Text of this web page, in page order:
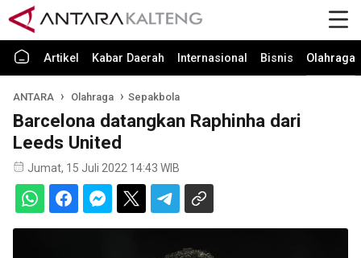
Artikel Kabar Daerah Internasional Bisnis Olahraga
ANTARA Olahraga Sepakbola
Barcelona datangkan Raphinha dari
Leeds United
Jumat, 15 Juli 2022 14:43 WIB